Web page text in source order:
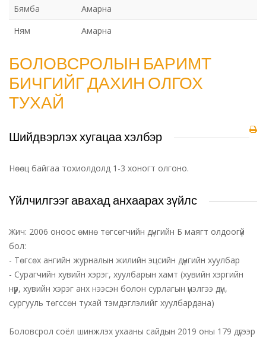
Бямба
Амарна
Ням
Амарна
БОЛОВСРОЛЫН БАРИМТ
БИЧГИЙГ ДАХИН ОЛГОХ
ТУХАЙ
Шийдвэрлэх хугацаа хэлбэр
Нөөц байгаа тохиолдолд 1-3 хоногт олгоно.
Үйлчилгээг авахад анхаарах зүйлс
Жич: 2006 оноос өмнө төгсөгчийн дүнгийн Б маягт олдоогүй
бол:
- Төгсөх ангийн журналын жилийн эцсийн дүнгийн хуулбар
- Сурагчийн хувийн хэрэг, хуулбарын хамт (хувийн хэргийн
нүүр, хувийн хэрэг анх нээсэн болон сурлагын үнэлгээ дүн,
сургууль төгссөн тухай тэмдэглэлийг хуулбардана)
Боловсрол соёл шинжлэх ухааны сайдын 2019 оны 179 дүгээр